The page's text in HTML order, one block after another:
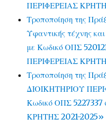
ΠΕΡΙΦΕΡΕΙΑΣ
Τροποποίηση της
Υφαντικής τέχνης
με Κωδικό ΟΠΣ
ΠΕΡΙΦΕΡΕΙΑΣ
Τροποποίηση της
ΔΙΟΙΚΗΤΗΡΙΟΥ
Κωδικό ΟΠΣ
ΚΡΗΤΗΣ 2021-2025»